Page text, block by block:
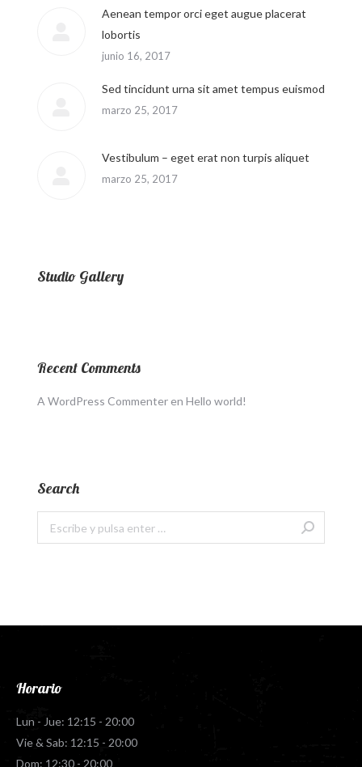
Aenean tempor orci eget augue placerat
lobortis
junio 16, 2017
Sed tincidunt urna sit amet tempus euismod
marzo 25, 2017
Vestibulum – eget erat non turpis aliquet
marzo 25, 2017
Studio Gallery
Recent Comments
A WordPress Commenter en Hello world!
Search
Horario
Lun - Jue: 12:15 - 20:00
Vie & Sab: 12:15 - 20:00
Dom: 12:30 - 20:00